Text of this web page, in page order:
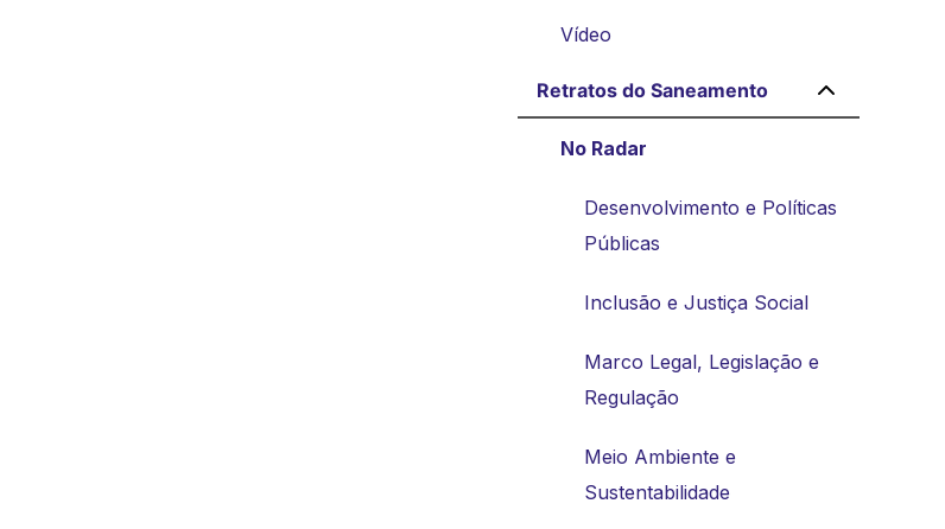
Vídeo
Retratos do Saneamento
No Radar
Desenvolvimento e Políticas
Públicas
Inclusão e Justiça Social
Marco Legal, Legislação e
Regulação
Meio Ambiente e
Sustentabilidade